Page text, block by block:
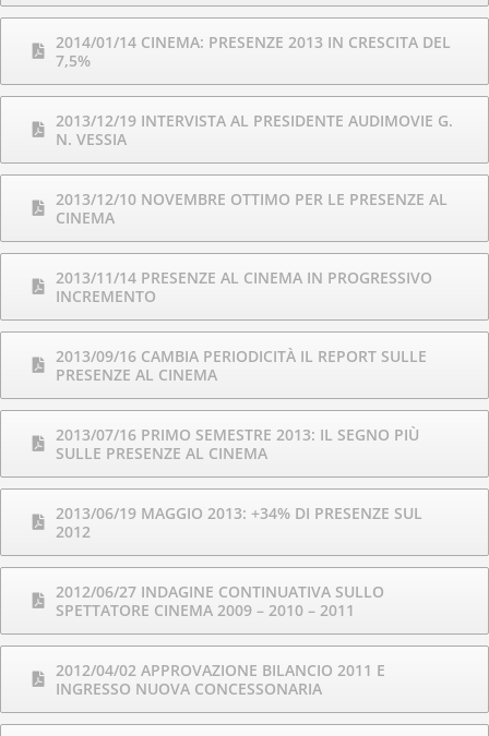
2014/01/14 CINEMA: PRESENZE 2013 IN CRESCITA DEL
7,5%
2013/12/19 INTERVISTA AL PRESIDENTE AUDIMOVIE G.
N. VESSIA
2013/12/10 NOVEMBRE OTTIMO PER LE PRESENZE AL
CINEMA
2013/11/14 PRESENZE AL CINEMA IN PROGRESSIVO
INCREMENTO
2013/09/16 CAMBIA PERIODICITÀ IL REPORT SULLE
PRESENZE AL CINEMA
2013/07/16 PRIMO SEMESTRE 2013: IL SEGNO PIÙ
SULLE PRESENZE AL CINEMA
2013/06/19 MAGGIO 2013: +34% DI PRESENZE SUL
2012
2012/06/27 INDAGINE CONTINUATIVA SULLO
SPETTATORE CINEMA 2009 – 2010 – 2011
2012/04/02 APPROVAZIONE BILANCIO 2011 E
INGRESSO NUOVA CONCESSONARIA